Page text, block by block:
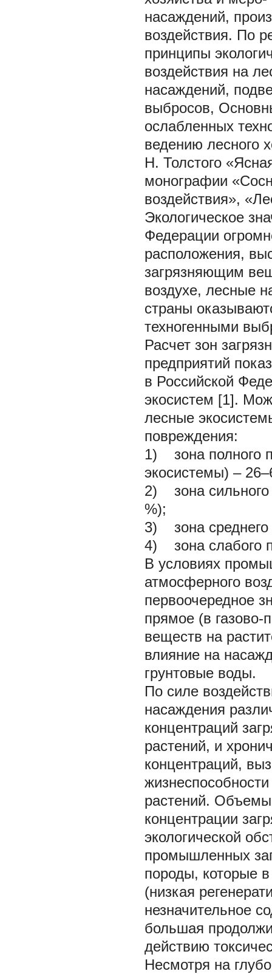
насаждений,
воздействия. По
принципы
воздействия на
насаждений,
выбросов,
ослабленных
ведению лесного
Н. Толстого
монографии
воздействия»,
Экологическое
Федерации
расположения,
загрязняющим
воздухе, лесные
страны
техногенными
Расчет зон
предприятий
в Российской
экосистем [1].
лесные
повреждения:
1) зона полного
экосистемы) –
2) зона сильного
%);
3) зона среднего
4) зона слабого
В условиях
атмосферного
первоочередное
прямое (в
веществ на
влияние на
грунтовые воды.
По силе
насаждения
концентраций
растений, и
концентраций,
растений.
концентрации
экологической
промышленных
породы, которые в
(низкая
незначительное
большая
действию
Несмотря на